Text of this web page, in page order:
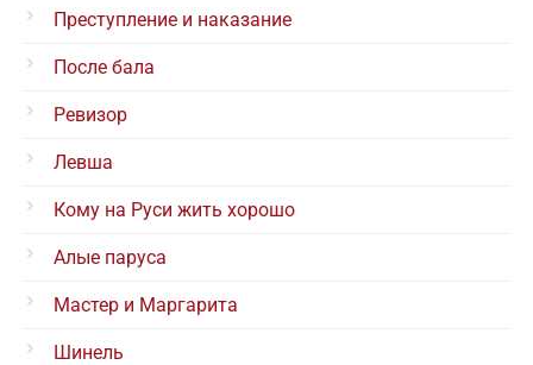
Преступление и наказание
После бала
Ревизор
Левша
Кому на Руси жить хорошо
Алые паруса
Мастер и Маргарита
Шинель